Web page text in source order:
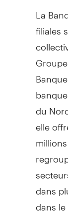
La
filiales
du
elle
dans
dans